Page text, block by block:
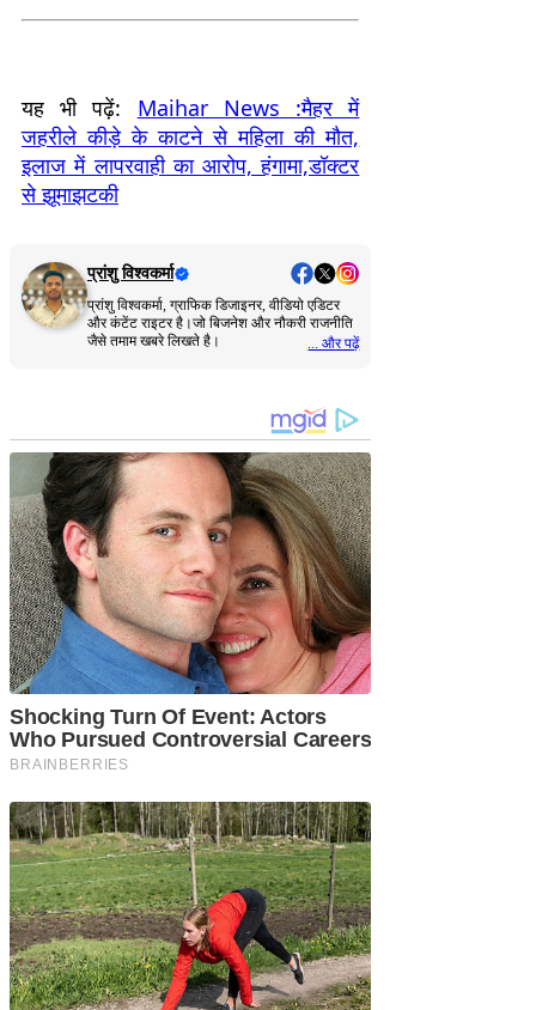
यह भी पढ़ें:
Maihar News :मैहर में
जहरीले कीड़े के काटने से महिला की मौत,
इलाज में लापरवाही का आरोप, हंगामा,डॉक्टर
से झूमाझटकी
प्रांशु विश्वकर्मा
प्रांशु विश्वकर्मा, ग्राफिक डिजाइनर, वीडियो एडिटर
और कंटेंट राइटर है।जो बिजनेश और नौकरी राजनीति
जैसे तमाम खबरे लिखते है।
... और पढ़ें